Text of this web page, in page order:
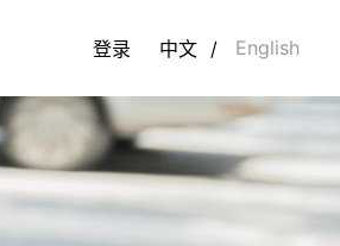
登录 中文 / English